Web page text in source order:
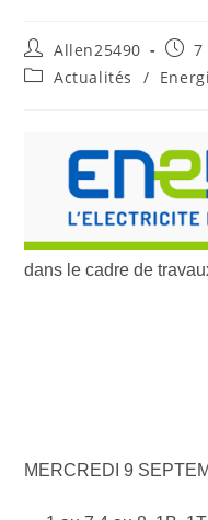
Auteur/autrice
de
la
Allen25490
7
PostActualités /
dans le cadre de
MERCREDI 9